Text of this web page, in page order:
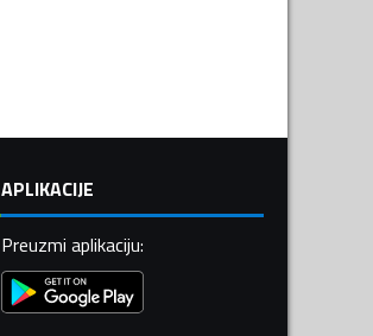
APLIKACIJE
Preuzmi aplikaciju: